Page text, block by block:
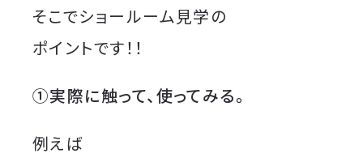
そこでショールーム見学の
ポイントです！！
①実際に触って、使ってみる。
例えば